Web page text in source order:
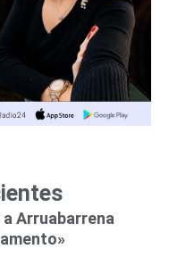
Arruabarrena